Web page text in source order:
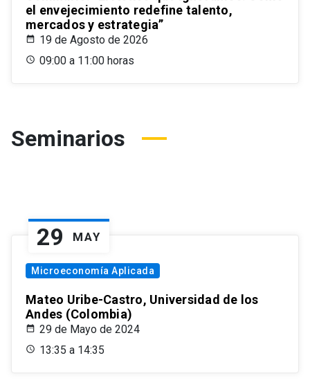
el envejecimiento redefine talento,
mercados y estrategia”
19 de Agosto de 2026
09:00 a 11:00 horas
Seminarios
29 MAY
Microeconomía Aplicada
Mateo Uribe-Castro, Universidad de los
Andes (Colombia)
29 de Mayo de 2024
13:35 a 14:35